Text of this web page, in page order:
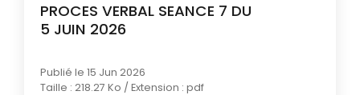
PROCES VERBAL SEANCE 7 DU
5 JUIN 2026
Publié le 15 Jun 2026
Taille : 218.27 Ko / Extension : pdf